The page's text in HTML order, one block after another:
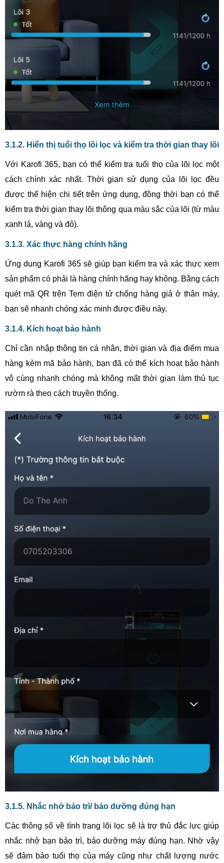
3.1.2. Hiển thị tuổi thọ lõi lọc và kiểm tra thời gian thay lõi
Với Karofi 365, bạn có thể kiểm tra tuổi thọ của lõi lọc một
cách chính xác nhất. Thời gian sử dụng của lõi lọc đều
được thể hiện chi tiết trên ứng dụng, đồng thời bạn có thể
kiểm tra thời gian thay lõi thông qua màu sắc của lõi (từ màu
xanh lá, vàng và đỏ).
3.1.3. Xác thực hàng chính hãng
Ứng dụng Karofi 365 sẽ giúp bạn kiểm tra và xác thực xem
sản phẩm có phải là hàng chính hãng hay không. Bằng cách
quét mã QR trên Tem điện tử chống hàng giả ở thân máy,
bạn sẽ nhanh chóng xác minh được điều này.
3.1.4. Kích hoạt bảo hành
Chỉ cần nhập thông tin cá nhân, thời gian và địa điểm mua
hàng kèm mã bảo hành, bạn đã có thể kích hoạt bảo hành
vô cùng nhanh chóng mà không mất thời gian làm thủ tục
rườm rà theo cách truyền thống.
3.1.5. Nhắc nhở bảo trì/ bảo dưỡng đúng hạn
Các thông số về tình trạng lõi lọc sẽ là trợ thủ đắc lực giúp
nhắc nhở bạn bảo trì, bảo dưỡng máy đúng hạn. Nhờ vậy
sẽ đảm bảo tuổi thọ của máy cũng như chất lượng nước